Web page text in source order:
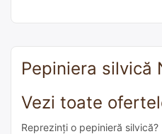
Pepiniera silvică
Reprezinți o pepinieră silvică?